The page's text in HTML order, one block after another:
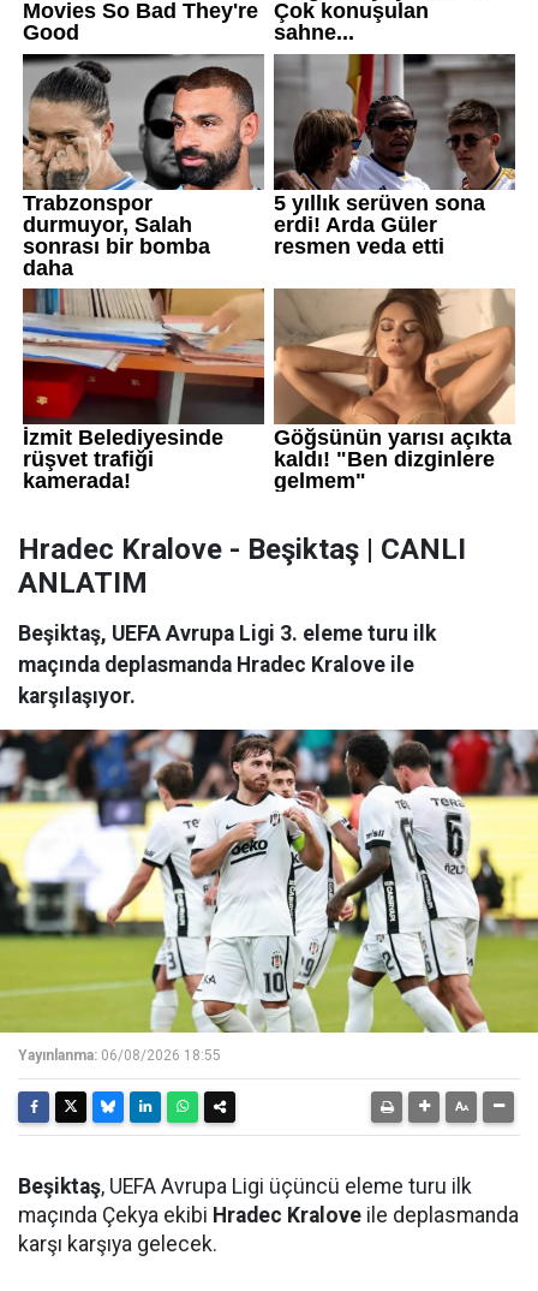
Hradec Kralove - Beşiktaş | CANLI
ANLATIM
Beşiktaş, UEFA Avrupa Ligi 3. eleme turu ilk
maçında deplasmanda Hradec Kralove ile
karşılaşıyor.
Yayınlanma: 06/08/2026 18:55
Beşiktaş, UEFA Avrupa Ligi üçüncü eleme turu ilk
maçında Çekya ekibi Hradec Kralove ile deplasmanda
karşı karşıya gelecek.